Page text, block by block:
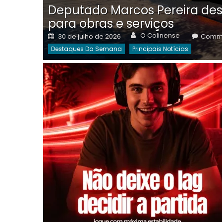
Deputado Marcos Pereira
para obras e serviços
Posted
on
30 de julho de 2026 Author
O Colinense
Destaques Da Semana Principais Notícias